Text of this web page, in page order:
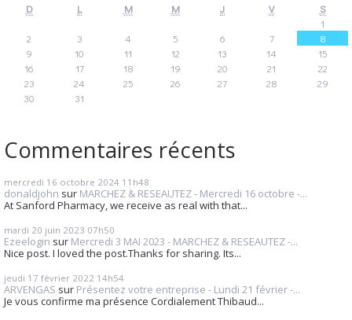
D L M M J V
S
1
2
3 4 5 6 7
8
9
10 11 12 13 14
15
16
17 18 19 20 21
22
23
24 25 26 27 28
29
30
31
Commentaires récents
mercredi 16 octobre 2024 11h48
donaldjohn sur MARCHEZ & RESEAUTEZ - Mercredi 16 octobre -...
At Sanford Pharmacy, we receive as real with that...
mardi 20 juin 2023 07h50
Ezeelogin sur Mercredi 3 MAI 2023 - MARCHEZ & RESEAUTEZ -...
Nice post. I loved the post.Thanks for sharing. Its...
jeudi 17 février 2022 14h54
ARVENGAS sur Présentez votre entreprise - Lundi 21 février -...
Je vous confirme ma présence Cordialement Thibaud...